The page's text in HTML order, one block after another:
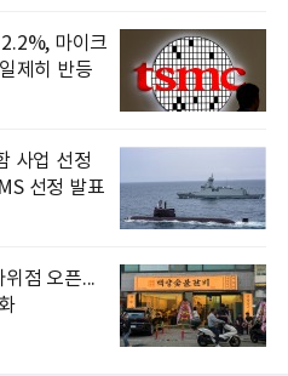
마이크
제히 반등
사업 선정
선정 발표
점 오픈...